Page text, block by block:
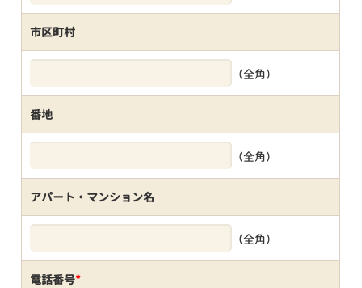
市区町村
（全角）
番地
（全角）
アパート・マンション名
（全角）
電話番号*